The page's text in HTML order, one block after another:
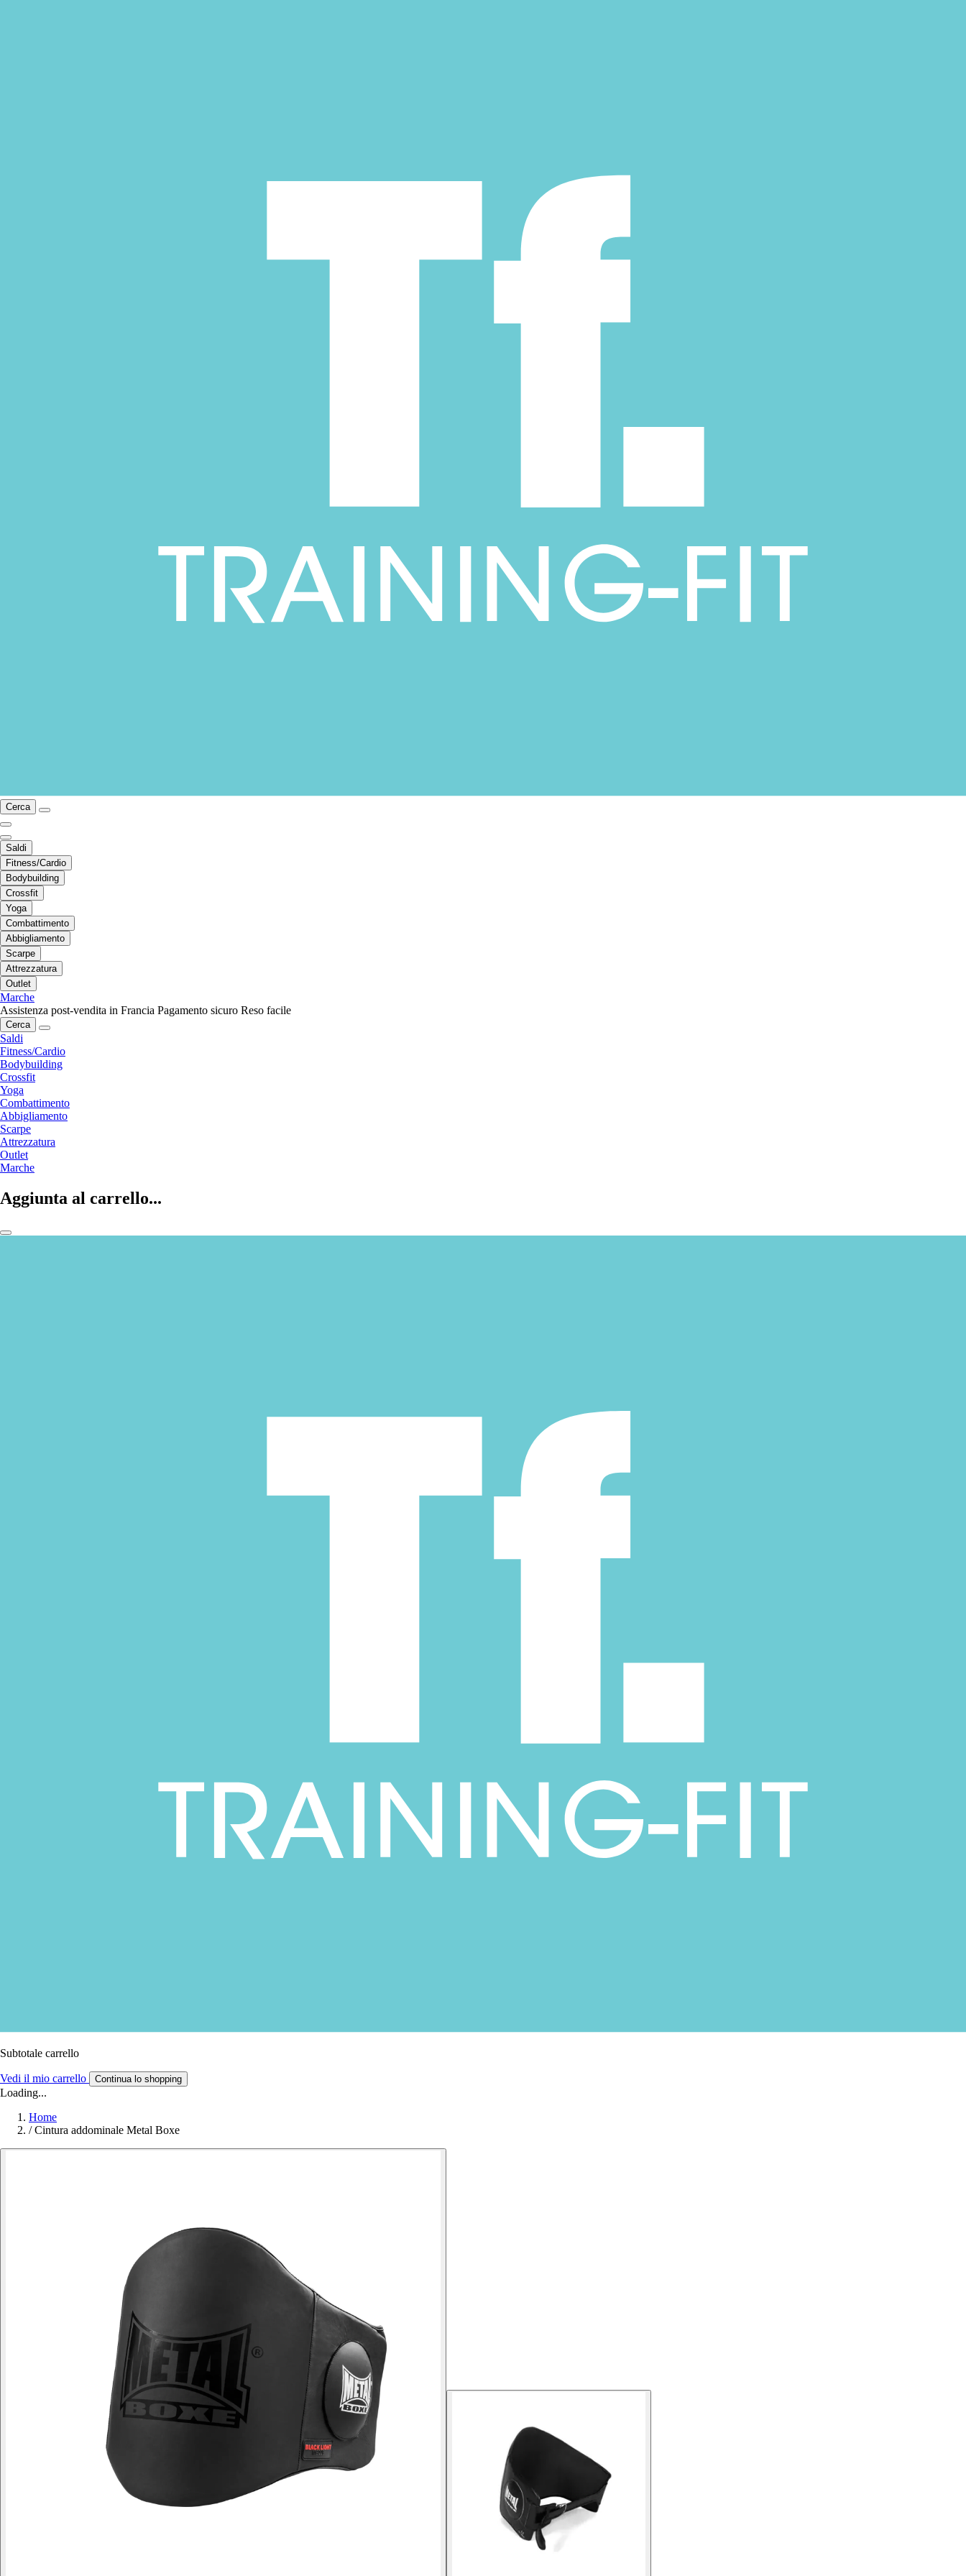
Cerca
Saldi
Fitness/Cardio
Bodybuilding
Crossfit
Yoga
Combattimento
Abbigliamento
Scarpe
Attrezzatura
Outlet
Marche
Assistenza post-vendita in Francia Pagamento sicuro Reso facile
Cerca
Saldi
Fitness/Cardio
Bodybuilding
Crossfit
Yoga
Combattimento
Abbigliamento
Scarpe
Attrezzatura
Outlet
Marche
Aggiunta al carrello...
Subtotale carrello
Vedi il mio carrello Continua lo shopping
Loading...
Home
/ Cintura addominale Metal Boxe